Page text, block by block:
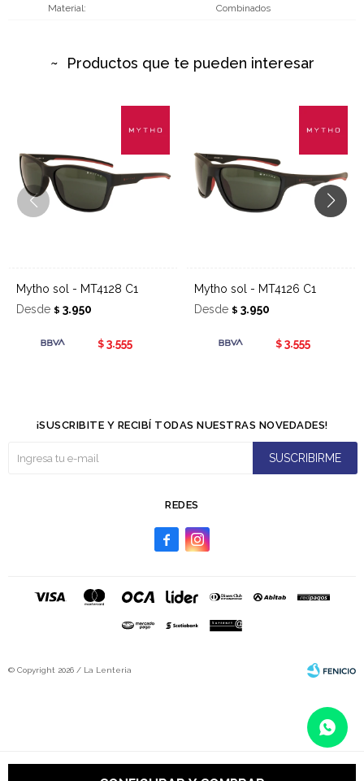
Material Combinados
Productos que te pueden interesar
Mytho sol - MT4128 C1
Desde $ 3.950
$ 3.555
Mytho sol - MT4126 C1
Desde $ 3.950
$ 3.555
REDES
 
¡SUSCRIBITE Y RECIBÍ TODAS NUESTRAS NOVEDADES!
SUSCRIBIRME
© Copyright 2026 / La Lenteria